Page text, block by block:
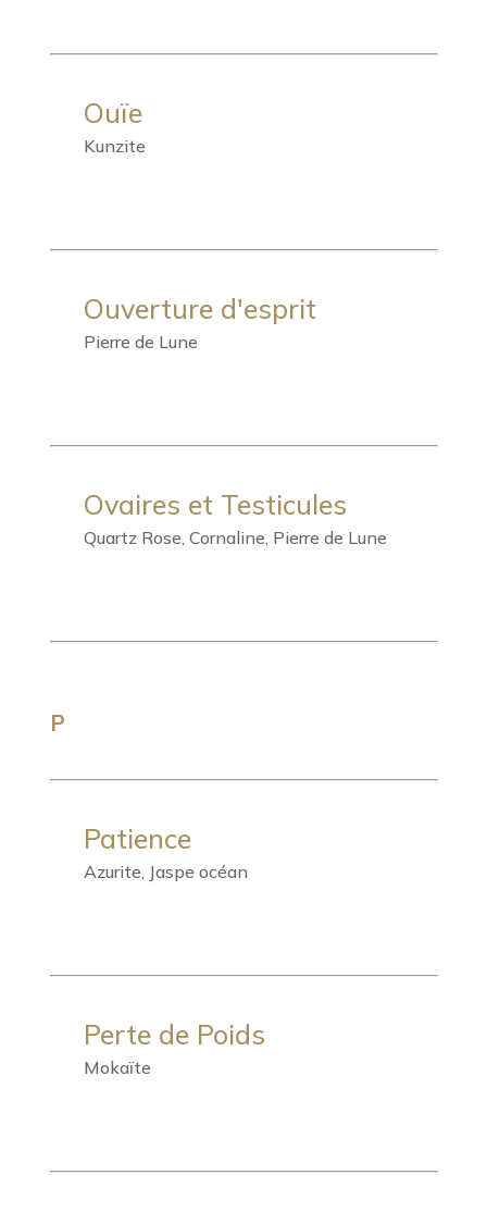
Ouïe
Kunzite
Ouverture d'esprit
Pierre de Lune
Ovaires et Testicules
Quartz Rose, Cornaline, Pierre de Lune
P
Patience
Azurite, Jaspe océan
Perte de Poids
Mokaïte